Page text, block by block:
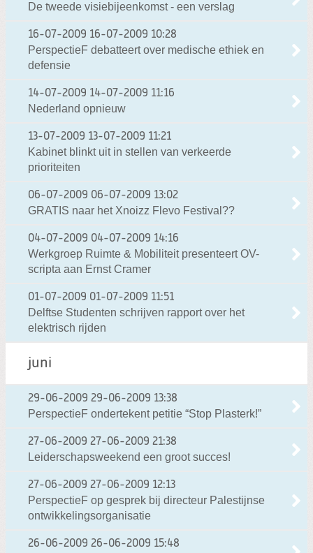
De tweede visiebijeenkomst - een verslag
16-07-2009 16-07-2009 10:28
PerspectieF debatteert over medische ethiek en
defensie
14-07-2009 14-07-2009 11:16
Nederland opnieuw
13-07-2009 13-07-2009 11:21
Kabinet blinkt uit in stellen van verkeerde
prioriteiten
06-07-2009 06-07-2009 13:02
GRATIS naar het Xnoizz Flevo Festival??
04-07-2009 04-07-2009 14:16
Werkgroep Ruimte & Mobiliteit presenteert OV-
scripta aan Ernst Cramer
01-07-2009 01-07-2009 11:51
Delftse Studenten schrijven rapport over het
elektrisch rijden
juni
29-06-2009 29-06-2009 13:38
PerspectieF ondertekent petitie “Stop Plasterk!”
27-06-2009 27-06-2009 21:38
Leiderschapsweekend een groot succes!
27-06-2009 27-06-2009 12:13
PerspectieF op gesprek bij directeur Palestijnse
ontwikkelingsorganisatie
26-06-2009 26-06-2009 15:48